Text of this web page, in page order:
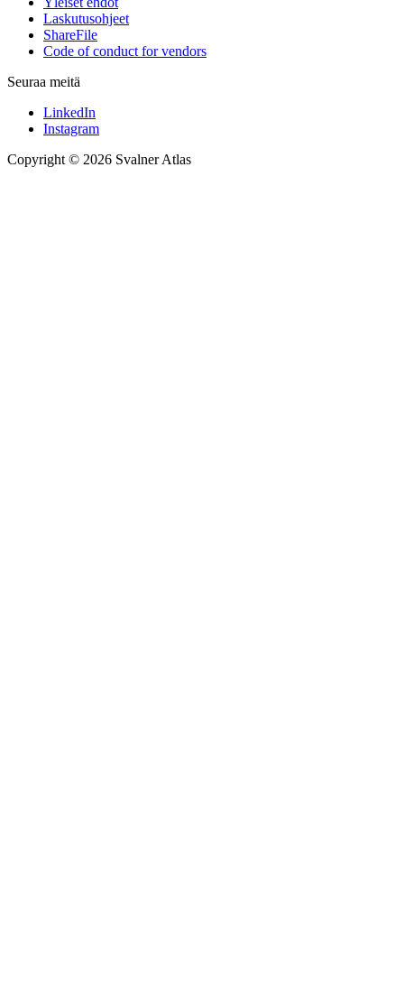
Laskutusohjeet
ShareFile
Code of conduct for vendors
Seuraa meitä
LinkedIn
Instagram
Copyright © 2026 Svalner Atlas